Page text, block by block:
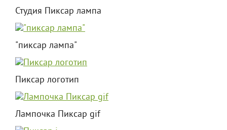
Студия Пиксар лампа
"пиксар лампа"
Пиксар логотип
Лампочка Пиксар gif